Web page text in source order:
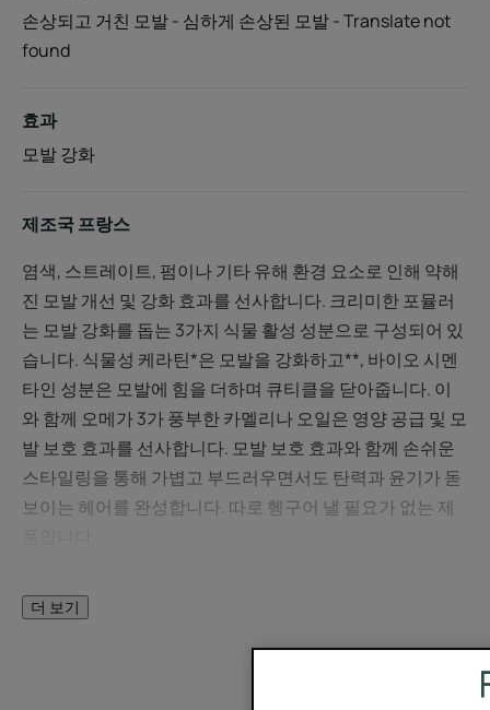
손상되고 거친 모발 - 심하게 손상된 모발 - Translate not
found
효과
모발 강화
제조국 프랑스
염색, 스트레이트, 펌이나 기타 유해 환경 요소로 인해 약해
진 모발 개선 및 강화 효과를 선사합니다. 크리미한 포뮬러
는 모발 강화를 돕는 3가지 식물 활성 성분으로 구성되어 있
습니다. 식물성 케라틴*은 모발을 강화하고**, 바이오 시멘
타인 성분은 모발에 힘을 더하며 큐티클을 닫아줍니다. 이
와 함께 오메가 3가 풍부한 카멜리나 오일은 영양 공급 및 모
발 보호 효과를 선사합니다. 모발 보호 효과와 함께 손쉬운
스타일링을 통해 가볍고 부드러우면서도 탄력과 윤기가 돋
보이는 헤어를 완성합니다. 따로 헹구어 낼 필요가 없는 제
장점
모발을 강화해 주는 세 가지 식물 활성 성분이 함유된 "리뉴
더 보기